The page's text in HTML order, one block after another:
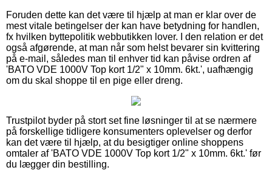
Foruden dette kan det være til hjælp at man er klar over de
mest vitale betingelser der kan have betydning for handlen,
fx hvilken byttepolitik webbutikken lover. I den relation er det
også afgørende, at man når som helst bevarer sin kvittering
på e-mail, således man til enhver tid kan påvise ordren af
'BATO VDE 1000V Top kort 1/2" x 10mm. 6kt.', uafhængig
om du skal shoppe til en pige eller dreng.
Trustpilot byder på stort set fine løsninger til at se nærmere
på forskellige tidligere konsumenters oplevelser og derfor
kan det være til hjælp, at du besigtiger online shoppens
omtaler af 'BATO VDE 1000V Top kort 1/2" x 10mm. 6kt.' før
du lægger din bestilling.